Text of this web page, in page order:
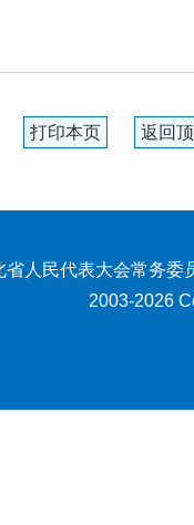
打印本页 返回
省人民代表大会常务委
2003-2026